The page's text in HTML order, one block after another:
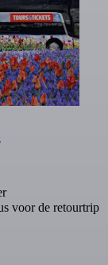
voor de retourtrip